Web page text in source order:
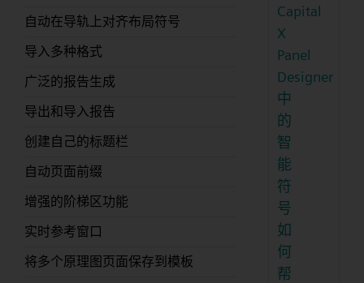
自动在导轨上对齐布局符号
导入多种格式
广泛的报告生成
导出和导入报告
创建自己的标题栏
自动页面前缀
增强的阶梯区功能
实时参考窗口
将多个原理图页面保存到模板
Capital
X
Panel
Designer
中
的
智
能
符
号
如
何
帮